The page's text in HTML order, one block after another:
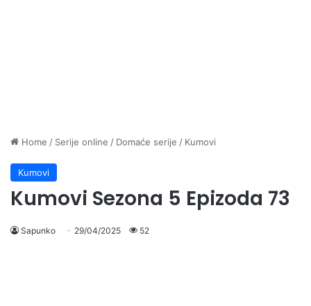
Home / Serije online / Domaće serije / Kumovi
Kumovi
Kumovi Sezona 5 Epizoda 73
Sapunko 29/04/2025 52